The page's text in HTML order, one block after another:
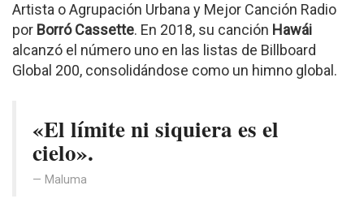
Artista o Agrupación Urbana y Mejor Canción Radio
por Borró Cassette. En 2018, su canción Hawái
alcanzó el número uno en las listas de Billboard
Global 200, consolidándose como un himno global.
«El límite ni siquiera es el
cielo».
Maluma